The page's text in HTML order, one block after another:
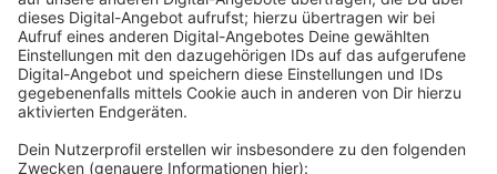
Euskirchen betroffen sein könnten, ist noch
unklar, sagte eine Sprecherin auf Radio Euskirchen
Anfrage. Sie rechnet damit, dass die Prüfung etwa
eine Woche dauern wird.